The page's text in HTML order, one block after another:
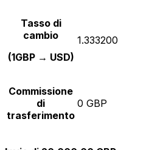
Tasso di
cambio
(1GBP → USD)
1.333200
Commissione
di
trasferimento
0 GBP